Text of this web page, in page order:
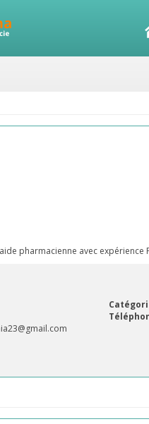
de lots
indésirables
1500.
pharmacienne avec